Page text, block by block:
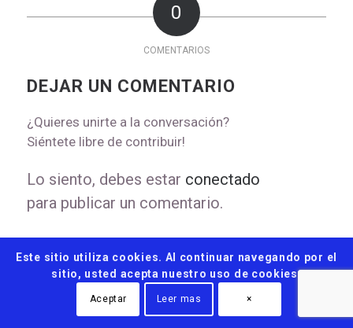
0
COMENTARIOS
DEJAR UN COMENTARIO
¿Quieres unirte a la conversación?
Siéntete libre de contribuir!
Lo siento, debes estar conectado
para publicar un comentario.
Este sitio utiliza cookies. Al continuar navegando por el
sitio, usted acepta nuestro uso de cookies.
Aceptar Leer mas ×